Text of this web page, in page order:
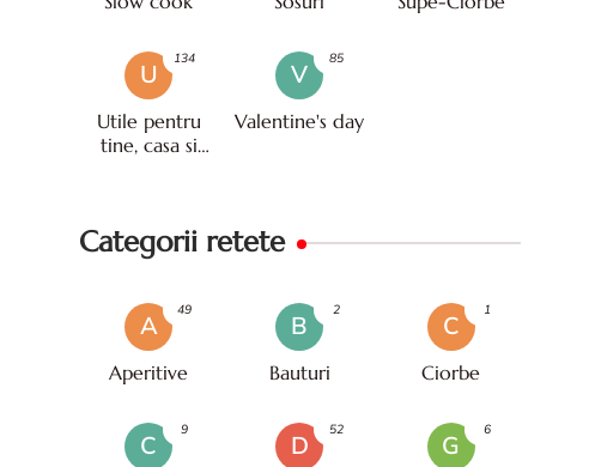
U
Utile pentru
tine, casa si
134
V
Valentine's day
85
Categorii retete
A
Aperitive
49
B
Bauturi
2
C
Ciorbe
1
C
9
D
52
G
6